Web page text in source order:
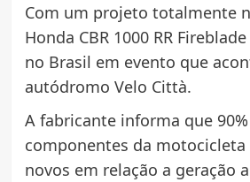
Com um projeto totalmente
Honda CBR 1000 RR
no Brasil em evento que
autódromo Velo Città.
A fabricante informa que
componentes da
novos em relação a geração